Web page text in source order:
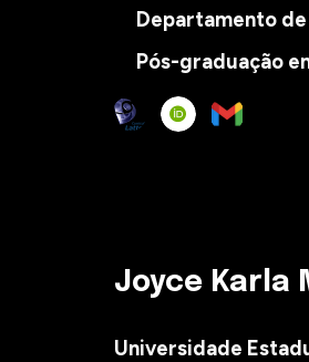
Departamento
Pós-graduação
Joyce Karla
Universidade